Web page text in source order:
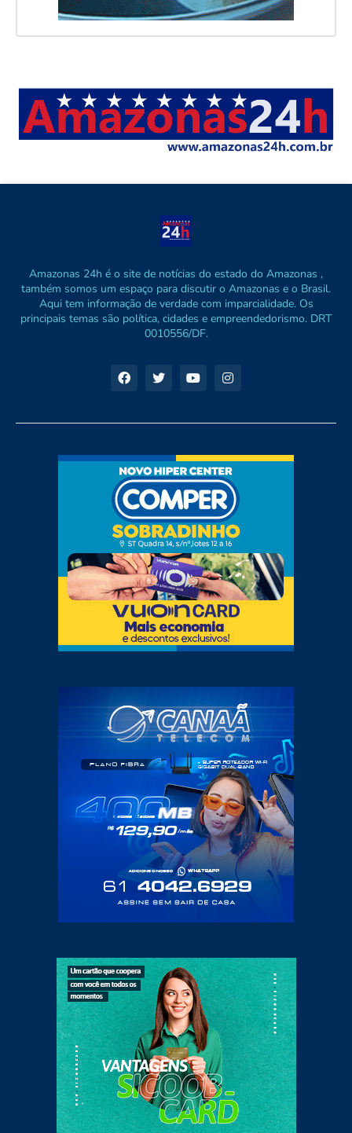
Amazonas 24h é o site de notícias do estado do Amazonas ,
também somos um espaço para discutir o Amazonas e o Brasil.
Aqui tem informação de verdade com imparcialidade. Os
principais temas são política, cidades e empreendedorismo. DRT
0010556/DF.